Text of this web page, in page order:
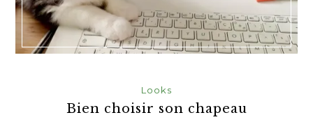
Looks
Bien choisir son chapeau